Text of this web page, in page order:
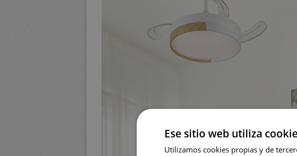
Ese sitio web utiliza
Utilizamos cookies propias y de